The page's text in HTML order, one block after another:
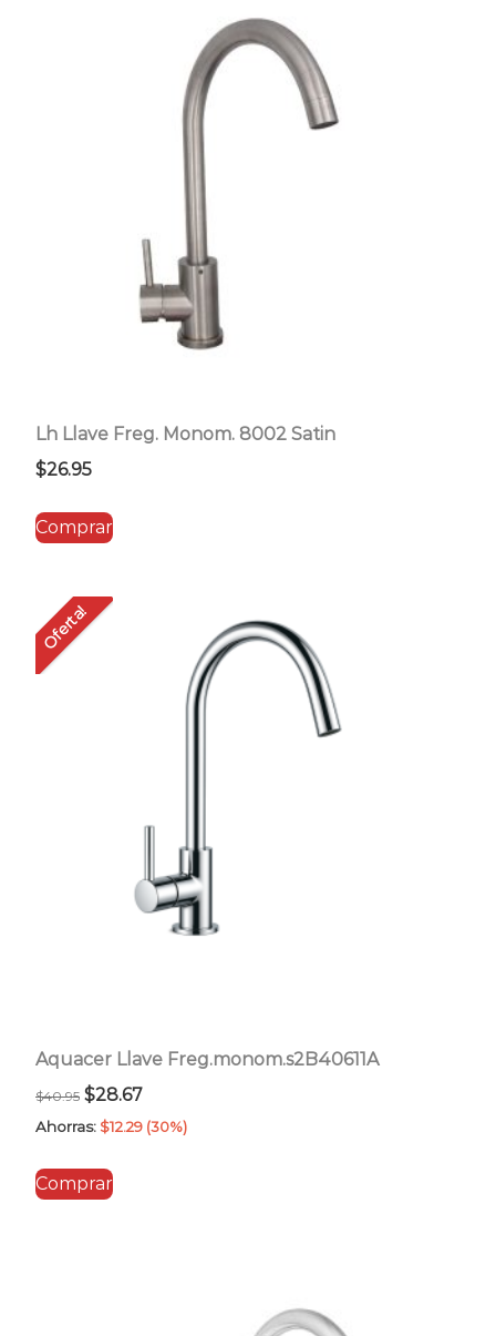
Lh Llave Freg. Monom. 8002 Satin
$26.95
Comprar
Oferta!
Aquacer Llave Freg.monom.s2B40611A
$40.95 El
precio
era:
$28.67El
precio
Ahorras: $12.29 (30%)
Comprar